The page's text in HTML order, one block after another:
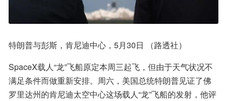
特朗普与彭斯，肯尼迪中心，5月30日 （路透社）
SpaceX载人“龙”飞船原定本周三起飞，但由于天气状况不
满足条件而做重新安排。周六，美国总统特朗普见证了佛
罗里达州的肯尼迪太空中心这场载人“龙”飞船的发射，他评